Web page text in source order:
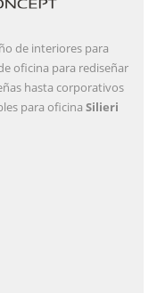
de interiores para
oficina para rediseñar
hasta corporativos
para oficina Silieri